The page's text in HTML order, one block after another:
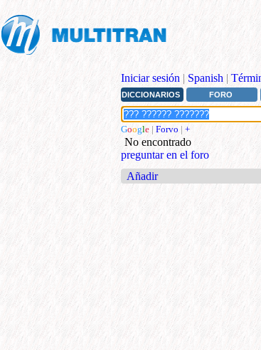
Iniciar sesión | Spanish |
DICCIONARIOS FORO
Google | Forvo | +
No encontrado
preguntar en el foro
Añadir